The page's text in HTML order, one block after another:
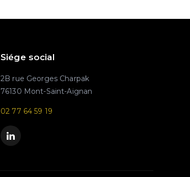
Siége social
2B rue Georges Charpak
76130 Mont-Saint-Aignan
02 77 64 59 19